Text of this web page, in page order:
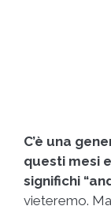
C’è una
questi mesi
significhi
vieteremo.